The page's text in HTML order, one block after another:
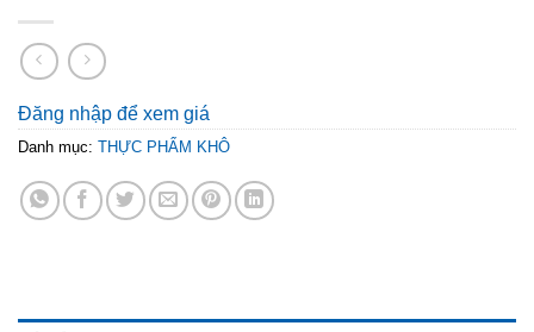
Đăng nhập để xem giá
Danh mục: THỰC PHẨM KHÔ